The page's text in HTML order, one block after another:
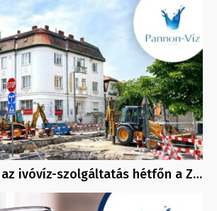
ivóvíz-szolgáltatás hétfőn a Z…